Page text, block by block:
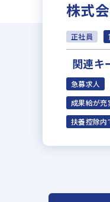
株式
正社員
関連キ
急募求人
成果給が充
扶養控除内